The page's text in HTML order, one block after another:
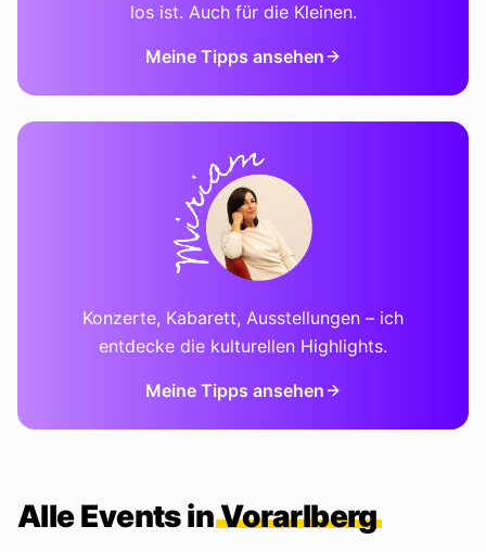
los ist. Auch für die Kleinen.
Meine Tipps ansehen
Konzerte, Kabarett, Ausstellungen – ich
entdecke die kulturellen Highlights.
Meine Tipps ansehen
Alle Events inVorarlberg